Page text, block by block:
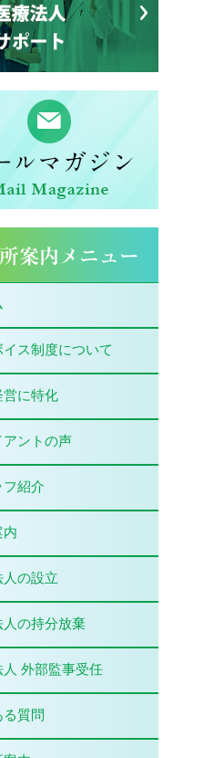
イス制度について
営に特化
アントの声
フ紹介
内
人の設立
人の持分放棄
人 外部監事受任
る質問